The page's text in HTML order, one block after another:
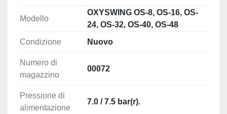
Conveniente: Completamente automatico e
non presidiato
Funzionamento automatizzato in modalità
stand-by
Modello
OXYSWING OS-8, OS-16, OS-
24, OS-32, OS-40, OS-48
Condizione
Nuovo
Numero di
magazzino
00072
Pressione di
alimentazione
7.0 / 7.5 bar(r).